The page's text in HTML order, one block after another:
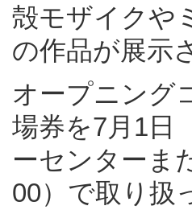
殻モザイクや
の作品が展示
オープニング
場券を7月1日
ーセンターま
00）で取り扱